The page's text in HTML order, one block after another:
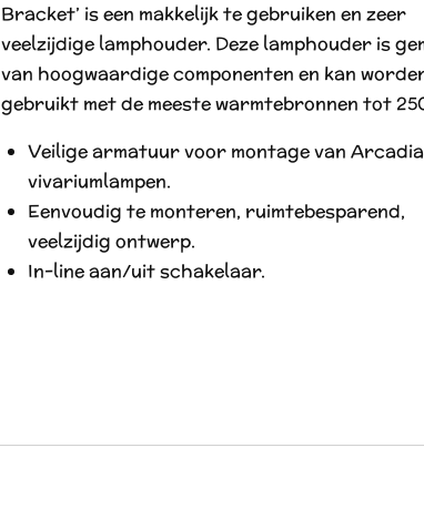
Bracket’ is een makkelijk te gebruiken en zeer
veelzijdige lamphouder. Deze lamphouder is
van hoogwaardige componenten en kan
gebruikt met de meeste warmtebronnen tot
Veilige armatuur voor montage van Arcadia
vivariumlampen.
Eenvoudig te monteren, ruimtebesparend,
veelzijdig ontwerp.
In-line aan/uit schakelaar.